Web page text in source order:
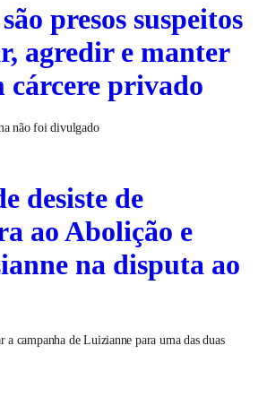
presos suspeitos
agredir e manter
cárcere privado
não foi divulgado
desiste de
ao Abolição e
na disputa ao
a campanha de Luizianne para uma das duas